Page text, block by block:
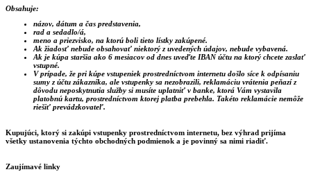
Obsahuje:
názov, dátum a čas predstavenia,
rad a sedadlo/á,
meno a priezvisko, na ktorú boli tieto lístky zakúpené.
Ak žiadosť nebude obsahovať niektorý z uvedených údajov, nebude vybavená.
Ak je kúpa staršia ako 6 mesiacov od dnes uveďte IBAN účtu na ktorý chcete zaslať
vstupné.
V prípade, že pri kúpe vstupeniek prostredníctvom internetu došlo síce k odpísaniu
sumy z účtu zákazníka, ale vstupenky sa nezobrazili, reklamáciu vrátenia peňazí z
dôvodu neposkytnutia služby si musíte uplatniť v banke, ktorá Vám vystavila
platobnú kartu, prostredníctvom ktorej platba prebehla. Takéto reklamácie nemôže
riešiť prevádzkovateľ.
Kupujúci, ktorý si zakúpi vstupenky prostredníctvom internetu, bez výhrad prijíma
všetky ustanovenia týchto obchodných podmienok a je povinný sa nimi riadiť.
Zaujímavé linky